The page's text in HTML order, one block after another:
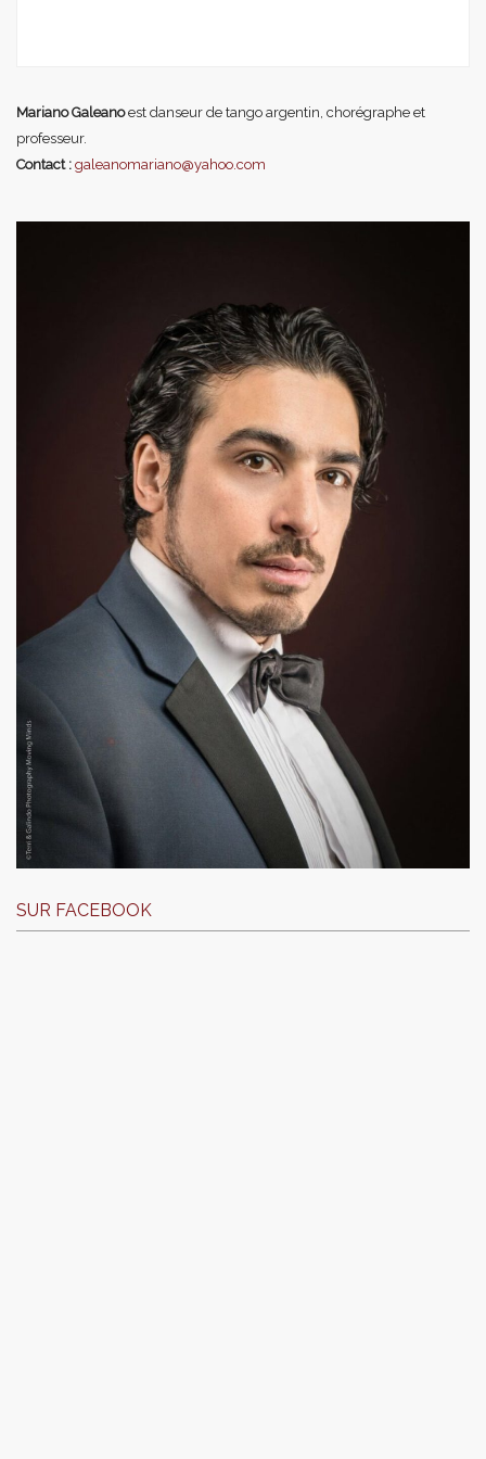
Mariano Galeanoest danseur de tango argentin, chorégraphe et
professeur.
Contact : galeanomariano@yahoo.com
SUR FACEBOOK